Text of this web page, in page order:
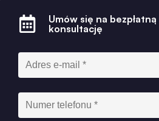
Umów się na bezpłatną
konsultację